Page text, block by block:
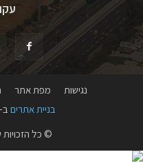
נגישות מפת אתר
בניית אתרים ב-
© כל הזכויות